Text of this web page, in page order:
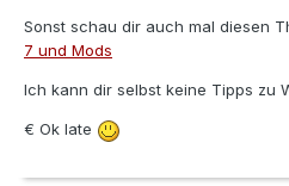
Sonst schau dir auch mal diesen
7 und Mods
Ich kann dir selbst keine Tipps zu
€ Ok late